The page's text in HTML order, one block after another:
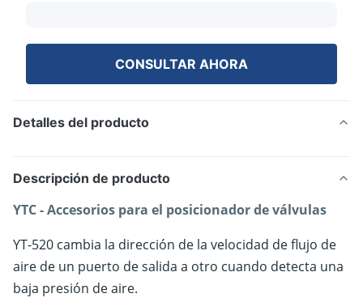
CONSULTAR AHORA
Detalles del producto
Descripción de producto
YTC - Accesorios para el posicionador de válvulas
YT-520 cambia la dirección de la velocidad de flujo de
aire de un puerto de salida a otro cuando detecta una
baja presión de aire.